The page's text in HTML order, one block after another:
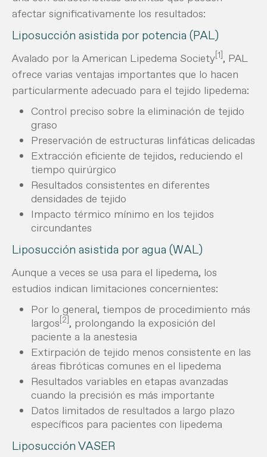
afectar significativamente los resultados:
Liposucción asistida por potencia (PAL)
Avalado por la American Lipedema Society [1] , PAL
ofrece varias ventajas importantes que lo hacen
particularmente adecuado para el tejido lipedema:
Control preciso sobre la eliminación de tejido
graso
Preservación de estructuras linfáticas delicadas
Extracción eficiente de tejidos, reduciendo el
tiempo quirúrgico
Resultados consistentes en diferentes
densidades de tejido
Impacto térmico mínimo en los tejidos
circundantes
Liposucción asistida por agua (WAL)
Aunque a veces se usa para el lipedema, los
estudios indican limitaciones concernientes:
Por lo general, tiempos de procedimiento más
largos[2], prolongando la exposición del
paciente a la anestesia
Extirpación de tejido menos consistente en las
áreas fibróticas comunes en el lipedema
Resultados variables en etapas avanzadas
cuando la precisión es más importante
Datos limitados de resultados a largo plazo
específicos para pacientes con lipedema
Liposucción VASER